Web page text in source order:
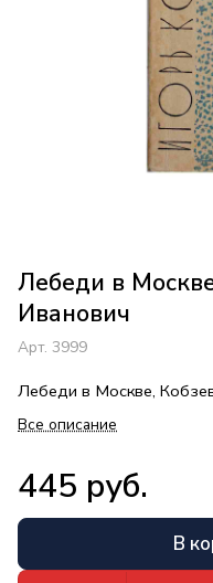
Лебеди в
Иванович
Арт. 3999
Лебеди в Москве,
Все описание
445 руб.
В